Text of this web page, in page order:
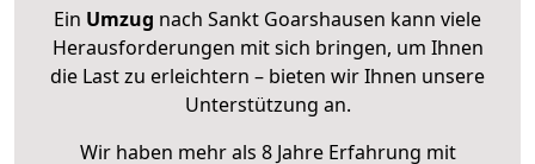
Ein Umzug nach Sankt Goarshausen kann viele
Herausforderungen mit sich bringen, um Ihnen
die Last zu erleichtern – bieten wir Ihnen unsere
Unterstützung an.
Wir haben mehr als 8 Jahre Erfahrung mit